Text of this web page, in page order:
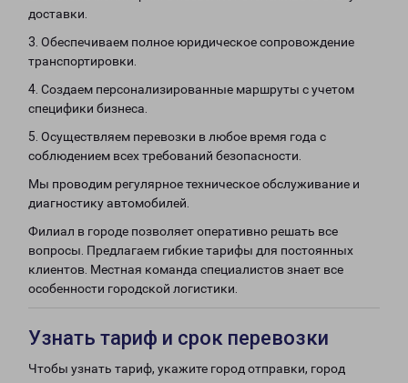
доставки.
3. Обеспечиваем полное юридическое сопровождение
транспортировки.
4. Создаем персонализированные маршруты с учетом
специфики бизнеса.
5. Осуществляем перевозки в любое время года с
соблюдением всех требований безопасности.
Мы проводим регулярное техническое обслуживание и
диагностику автомобилей.
Филиал в городе позволяет оперативно решать все
вопросы. Предлагаем гибкие тарифы для постоянных
клиентов. Местная команда специалистов знает все
особенности городской логистики.
Узнать тариф и срок перевозки
Чтобы узнать тариф, укажите город отправки, город